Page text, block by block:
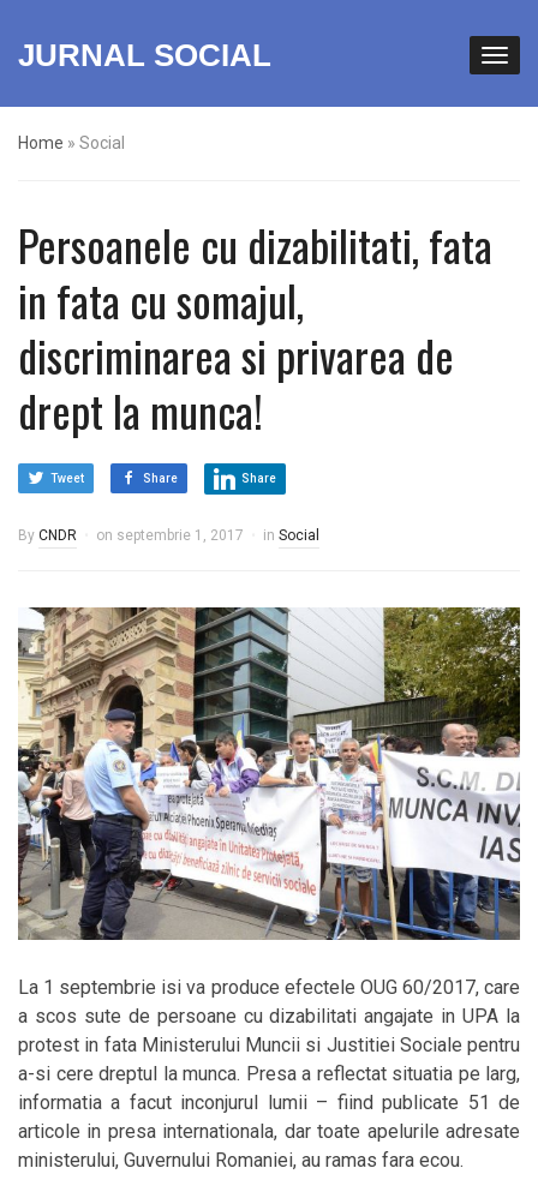
JURNAL SOCIAL
Home » Social
Persoanele cu dizabilitati, fata
in fata cu somajul,
discriminarea si privarea de
drept la munca!
Tweet Share Share
By CNDR on septembrie 1, 2017 in Social
La 1 septembrie isi va produce efectele OUG 60/2017, care
a scos sute de persoane cu dizabilitati angajate in UPA la
protest in fata Ministerului Muncii si Justitiei Sociale pentru
a-si cere dreptul la munca. Presa a reflectat situatia pe larg,
informatia a facut inconjurul lumii – fiind publicate 51 de
articole in presa internationala, dar toate apelurile adresate
ministerului, Guvernului Romaniei, au ramas fara ecou.